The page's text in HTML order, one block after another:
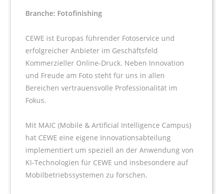
Branche: Fotofinishing
CEWE ist Europas führender Fotoservice und
erfolgreicher Anbieter im Geschäftsfeld
Kommerzieller Online-Druck. Neben Innovation
und Freude am Foto steht für uns in allen
Bereichen vertrauensvolle Professionalität im
Fokus.
Mit MAIC (Mobile & Artificial Intelligence Campus)
hat CEWE eine eigene Innovationsabteilung
implementiert um speziell an der Anwendung von
KI-Technologien für CEWE und insbesondere auf
Mobilbetriebssystemen zu forschen.